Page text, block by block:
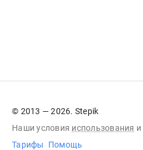
© 2013 — 2026. Stepik
Наши условия использования и
Тарифы
Помощь